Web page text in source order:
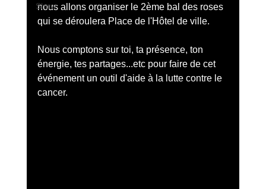
Show
nous allons organiser le 2ème bal des roses
qui se déroulera Place de l'Hôtel de ville.
Nous comptons sur toi, ta présence, ton
énergie, tes partages...etc pour faire de cet
événement un outil d'aide à la lutte contre le
cancer.